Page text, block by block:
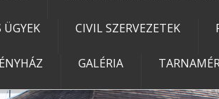
CIVIL SZERVEZETEK
GALÉRIA